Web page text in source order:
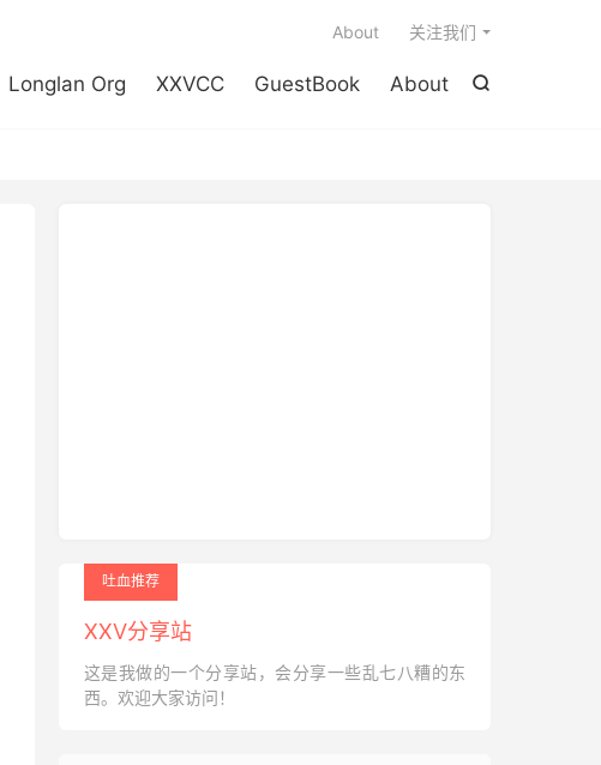

Longlan Org XXVCC GuestBook About
About 关注我们
吐血推荐
XXV分享站
这是我做的一个分享站，会分享一些乱七八糟的东
西。欢迎大家访问！